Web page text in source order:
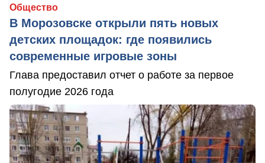
Общество
В Морозовске открыли пять новых
детских площадок: где появились
современные игровые зоны
Глава предоставил отчет о работе за первое
полугодие 2026 года